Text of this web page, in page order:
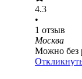
4.3
•
1 отзыв
Москва
Можно без